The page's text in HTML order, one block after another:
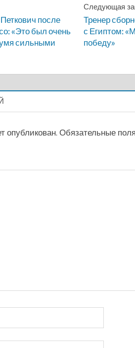
после
«Это был очень
сильными
Следующая
Тренер
с Египтом:
победу»
опубликован.Обязательные